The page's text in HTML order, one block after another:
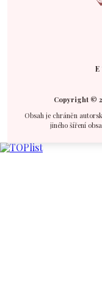
Copyright ©
Obsah je chráněn
jiného šíření